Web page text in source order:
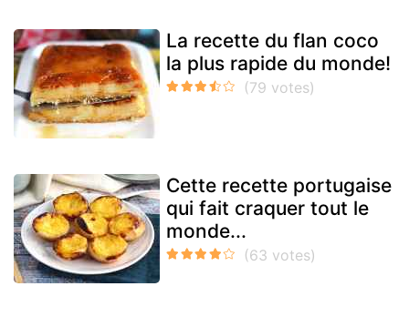
La recette du flan coco
la plus rapide du monde!
Cette recette portugaise
qui fait craquer tout le
monde...